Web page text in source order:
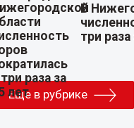
В
три
Еще в рубрике